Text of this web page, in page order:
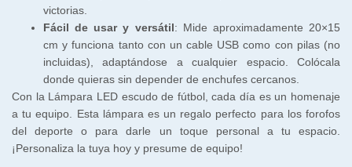
victorias.
Fácil de usar y versátil: Mide aproximadamente 20×15
cm y funciona tanto con un cable USB como con pilas (no
incluidas), adaptándose a cualquier espacio. Colócala
donde quieras sin depender de enchufes cercanos.
Con la Lámpara LED escudo de fútbol, cada día es un homenaje
a tu equipo. Esta lámpara es un regalo perfecto para los forofos
del deporte o para darle un toque personal a tu espacio.
¡Personaliza la tuya hoy y presume de equipo!